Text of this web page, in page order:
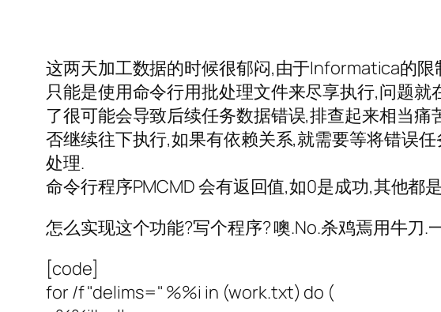
这两天加工数据的时候很郁闷,由于Informatica的
只能是使用命令行用批处理文件来尽享执行,问题
了很可能会导致后续任务数据错误,排查起来相当
否继续往下执行,如果有依赖关系,就需要等将错误
处理.
命令行程序PMCMD 会有返回值,如0是成功,其他都
怎么实现这个功能?写个程序? 噢.No.杀鸡焉用牛刀.
[code]
for /f "delims=" %%i in (work.txt) do (